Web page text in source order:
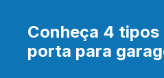
Conheça 4
porta para